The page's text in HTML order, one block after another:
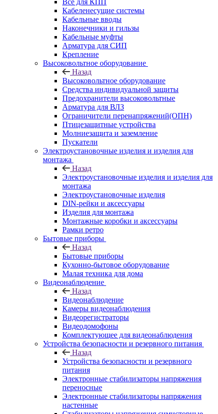
Всё для КПП
Кабеленесущие системы
Кабельные вводы
Наконечники и гильзы
Кабельные муфты
Арматура для СИП
Крепление
Высоковольтное оборудование
Назад
Высоковольтное оборудование
Средства индивидуальной защиты
Предохранители высоковольтные
Арматура для ВЛЗ
Ограничители перенапряжений(ОПН)
Птицезащитные устройства
Молниезащита и заземление
Пускатели
Электроустановочные изделия и изделия для
монтажа
Назад
Электроустановочные изделия и изделия для
монтажа
Электроустановочные изделия
DIN-рейки и аксессуары
Изделия для монтажа
Монтажные коробки и аксессуары
Рамки ретро
Бытовые приборы
Назад
Бытовые приборы
Кухонно-бытовое оборудование
Малая техника для дома
Видеонаблюдение
Назад
Видеонаблюдение
Камеры видеонаблюдения
Видеорегистраторы
Видеодомофоны
Комплектующее для видеонаблюдения
Устройства безопасности и резервного питания
Назад
Устройства безопасности и резервного
питания
Электронные стабилизаторы напряжения
переносные
Электронные стабилизаторы напряжения
настенные